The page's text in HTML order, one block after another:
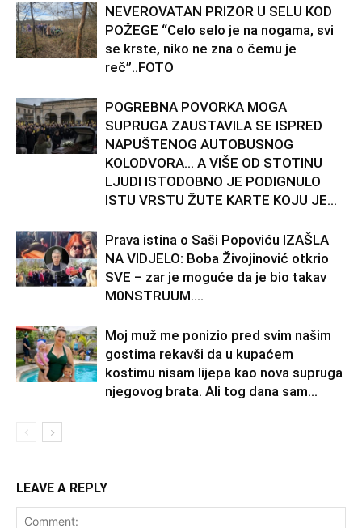
NEVEROVATAN PRIZOR U SELU KOD
POŽEGE “Celo selo je na nogama, svi
se krste, niko ne zna o čemu je
reč”..FOTO
POGREBNA POVORKA MOGA
SUPRUGA ZAUSTAVILA SE ISPRED
NAPUŠTENOG AUTOBUSNOG
KOLODVORA… A VIŠE OD STOTINU
LJUDI ISTODOBNO JE PODIGNULO
ISTU VRSTU ŽUTE KARTE KOJU JE...
Prava istina o Saši Popoviću IZAŠLA
NA VIDJELO: Boba Živojinović otkrio
SVE – zar je moguće da je bio takav
M0NSTRUUM….
Moj muž me ponizio pred svim našim
gostima rekavši da u kupaćem
kostimu nisam lijepa kao nova supruga
njegovog brata. Ali tog dana sam...
LEAVE A REPLY